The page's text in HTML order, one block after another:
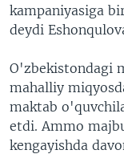
kampaniyasiga
deydi
O'zbekistondagi
mahalliy
maktab
etdi. Ammo
kengayishda